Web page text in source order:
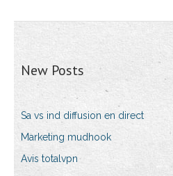
New Posts
Sa vs ind diffusion en direct
Marketing mudhook
Avis totalvpn